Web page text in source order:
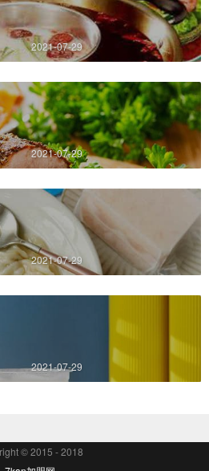
2021-07-29
2021-07-29
2021-07-29
2021-07-29
© 2015 - 2018